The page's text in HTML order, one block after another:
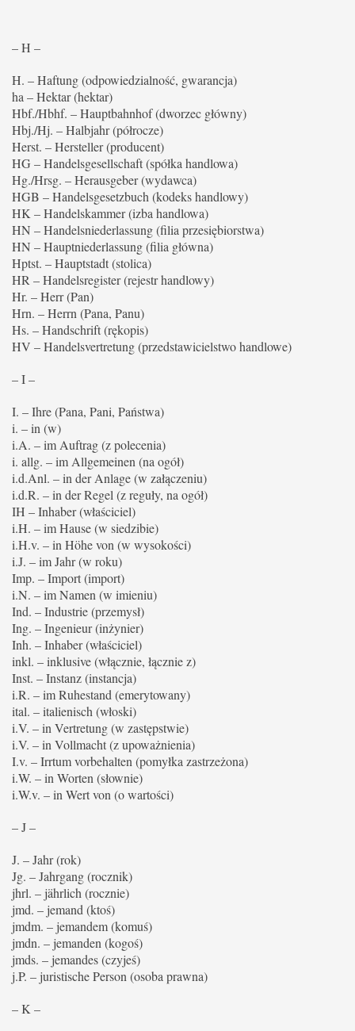
– H –
H. – Haftung (odpowiedzialność, gwarancja)
ha – Hektar (hektar)
Hbf./Hbhf. – Hauptbahnhof (dworzec główny)
Hbj./Hj. – Halbjahr (półrocze)
Herst. – Hersteller (producent)
HG – Handelsgesellschaft (spółka handlowa)
Hg./Hrsg. – Herausgeber (wydawca)
HGB – Handelsgesetzbuch (kodeks handlowy)
HK – Handelskammer (izba handlowa)
HN – Handelsniederlassung (filia przesiębiorstwa)
HN – Hauptniederlassung (filia główna)
Hptst. – Hauptstadt (stolica)
HR – Handelsregister (rejestr handlowy)
Hr. – Herr (Pan)
Hrn. – Herrn (Pana, Panu)
Hs. – Handschrift (rękopis)
HV – Handelsvertretung (przedstawicielstwo handlowe)
– I –
I. – Ihre (Pana, Pani, Państwa)
i. – in (w)
i.A. – im Auftrag (z polecenia)
i. allg. – im Allgemeinen (na ogół)
i.d.Anl. – in der Anlage (w załączeniu)
i.d.R. – in der Regel (z reguły, na ogół)
IH – Inhaber (właściciel)
i.H. – im Hause (w siedzibie)
i.H.v. – in Höhe von (w wysokości)
i.J. – im Jahr (w roku)
Imp. – Import (import)
i.N. – im Namen (w imieniu)
Ind. – Industrie (przemysł)
Ing. – Ingenieur (inżynier)
Inh. – Inhaber (właściciel)
inkl. – inklusive (włącznie, łącznie z)
Inst. – Instanz (instancja)
i.R. – im Ruhestand (emerytowany)
ital. – italienisch (włoski)
i.V. – in Vertretung (w zastępstwie)
i.V. – in Vollmacht (z upoważnienia)
I.v. – Irrtum vorbehalten (pomyłka zastrzeżona)
i.W. – in Worten (słownie)
i.W.v. – in Wert von (o wartości)
– J –
J. – Jahr (rok)
Jg. – Jahrgang (rocznik)
jhrl. – jährlich (rocznie)
jmd. – jemand (ktoś)
jmdm. – jemandem (komuś)
jmdn. – jemanden (kogoś)
jmds. – jemandes (czyjeś)
j.P. – juristische Person (osoba prawna)
– K –